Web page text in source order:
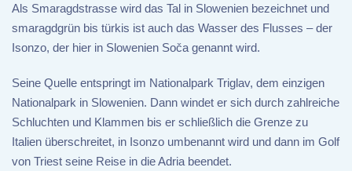
Als Smaragdstrasse wird das Tal in Slowenien bezeichnet und
smaragdgrün bis türkis ist auch das Wasser des Flusses – der
Isonzo, der hier in Slowenien Soča genannt wird.
Seine Quelle entspringt im Nationalpark Triglav, dem einzigen
Nationalpark in Slowenien. Dann windet er sich durch zahlreiche
Schluchten und Klammen bis er schließlich die Grenze zu
Italien überschreitet, in Isonzo umbenannt wird und dann im Golf
von Triest seine Reise in die Adria beendet.